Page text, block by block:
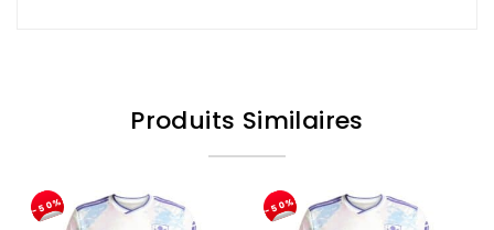
Produits Similaires
-50% -50%